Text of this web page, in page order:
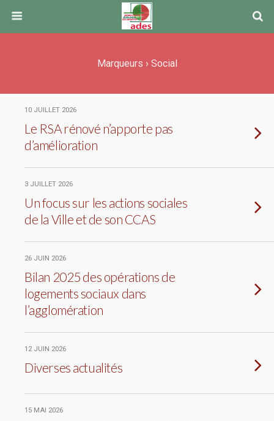
Marqueurs › Social
10 JUILLET 2026
Le RSA rénové n’apporte pas
d’amélioration
3 JUILLET 2026
Un focus sur les actions sociales
de la Ville et de son CCAS
26 JUIN 2026
Bilan 2025 des opérations de
logements sociaux dans
l’agglomération
12 JUIN 2026
Diverses actualités
15 MAI 2026